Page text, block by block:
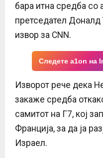
U
бара итна средба со
претседател Доналд
извор за CNN.
Следете a1on на
Изворот рече дека
закаже средба
самитот на Г7, кој
Франција, за да ја
Израел.